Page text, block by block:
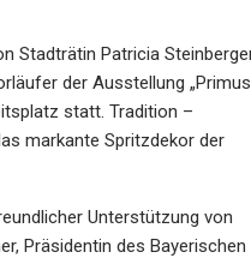
Stadträtin Patricia
der Ausstellung „Primus
statt. Tradition –
markante Spritzdekor der
Unterstützung von
Präsidentin des Bayerischen